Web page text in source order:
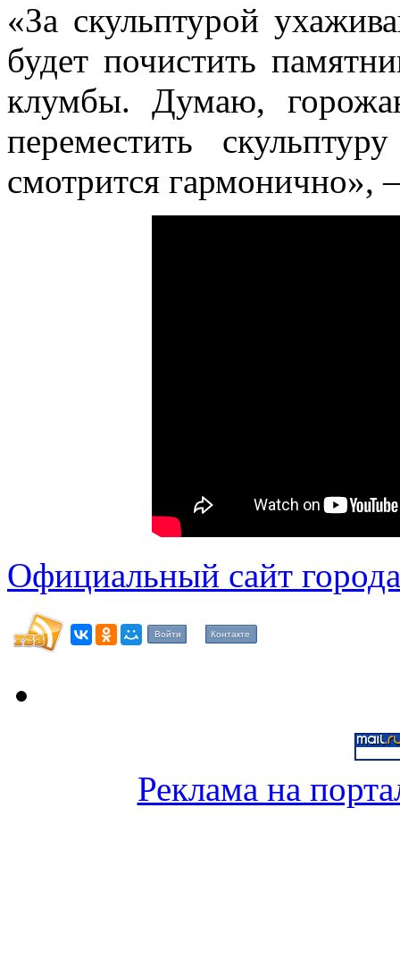
«За скульптурой
будет почистить
клумбы. Думаю,
переместить
смотрится гармонично»,
Официальный сайт
Войти Контакте
Реклама на